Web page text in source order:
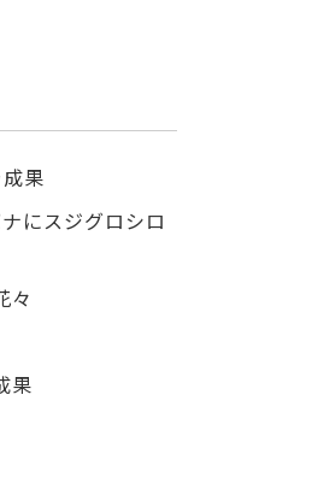
果
にスジグロシロ
々
果